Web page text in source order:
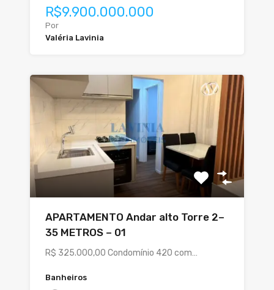
R$9.900.000.000
Por
Valéria Lavinia
APARTAMENTO Andar alto Torre 2–
35 METROS – 01
R$ 325.000,00 Condomínio 420 com…
Banheiros